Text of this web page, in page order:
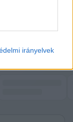
irányelvek
csatlakozási
Összes videó